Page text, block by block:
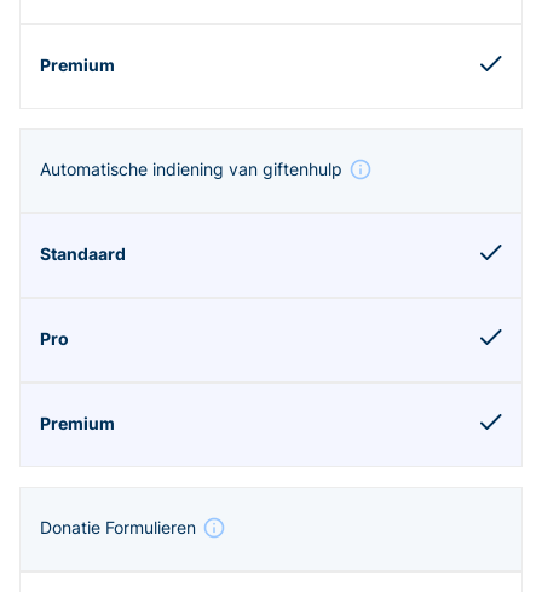
Automatische indiening van giftenhulp
Donatie Formulieren